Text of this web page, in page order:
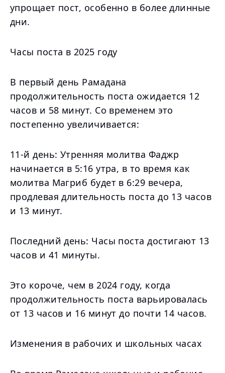
упрощает пост, особенно в более длинные
дни.
Часы поста в 2025 году
В первый день Рамадана
продолжительность поста ожидается 12
часов и 58 минут. Со временем это
постепенно увеличивается:
11-й день: Утренняя молитва Фаджр
начинается в 5:16 утра, в то время как
молитва Магриб будет в 6:29 вечера,
продлевая длительность поста до 13 часов
и 13 минут.
Последний день: Часы поста достигают 13
часов и 41 минуты.
Это короче, чем в 2024 году, когда
продолжительность поста варьировалась
от 13 часов и 16 минут до почти 14 часов.
Изменения в рабочих и школьных часах